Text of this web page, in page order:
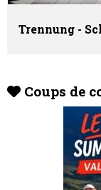
Trennung -
Coups de